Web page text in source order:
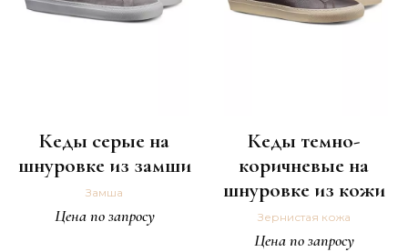
Кеды серые на
шнуровке из замши
Замша
Цена по запросу
Кеды темно-
коричневые на
шнуровке из кожи
Зернистая кожа
Цена по запросу